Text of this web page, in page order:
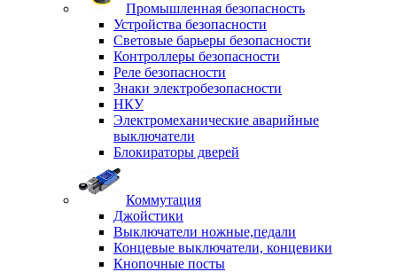
Промышленная безопасность
Устройства безопасности
Световые барьеры безопасности
Контроллеры безопасности
Реле безопасности
Знаки электробезопасности
НКУ
Электромеханические аварийные
выключатели
Блокираторы дверей
Коммутация
Джойстики
Выключатели ножные,педали
Концевые выключатели, концевики
Кнопочные посты